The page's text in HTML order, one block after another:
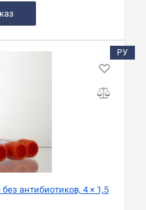
РУ
антибиотиков, 4 × 1,5